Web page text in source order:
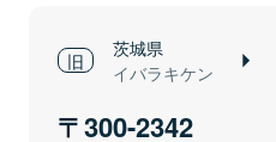
茨城県
イバラキケン
300-2342